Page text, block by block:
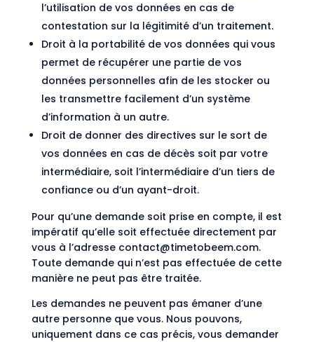
l’utilisation de vos données en cas de
contestation sur la légitimité d’un traitement.
Droit à la portabilité de vos données qui vous
permet de récupérer une partie de vos
données personnelles afin de les stocker ou
les transmettre facilement d’un système
d’information à un autre.
Droit de donner des directives sur le sort de
vos données en cas de décès soit par votre
intermédiaire, soit l’intermédiaire d’un tiers de
confiance ou d’un ayant-droit.
Pour qu’une demande soit prise en compte, il est
impératif qu’elle soit effectuée directement par
vous à l’adresse contact@timetobeem.com.
Toute demande qui n’est pas effectuée de cette
manière ne peut pas être traitée.
Les demandes ne peuvent pas émaner d’une
autre personne que vous. Nous pouvons,
uniquement dans ce cas précis, vous demander